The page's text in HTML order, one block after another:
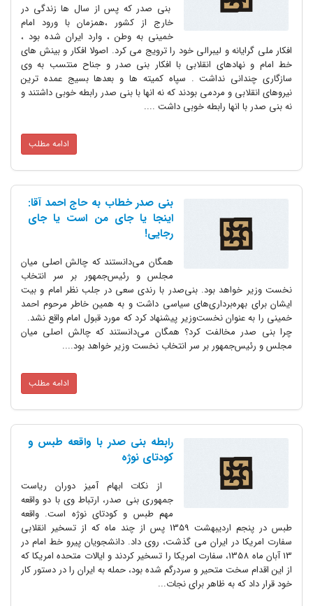
بنی صدر که پس از سال ها زندگی در
خارج از کشور ،همزمان با ورود امام
خمینی به وطن ، وارد ایران شده بود ،
افکار ملی گرایانه و لیبرالی خود را ترویج می کرد. اصولا افکار و بینش های
خط امام و نهادهای انقلابی با افکار بنی صدر و جناح منتسب به وی
سازگاری چندانی نداشت . سپاه کمیته ها و بعدها بسیج عمده ترین
نیروهای انقلابی و مردمی بودند که نه انها با بنی صدر رابطه خوبی داشتند و
نه بنی صدر با انها رابطه خوبی داشت ....
ادامه مطلب
بنی صدر خطاب به حاج احمد آقا:
اینجا یا جای من است یا جای
رجایی!
همگان می‌دانستند که چالش اصلی میان
مجلس و رئیس‌جمهور بر سر انتخاب
نخست وزیر خواهد بود. بنی‌صدر با رندی سعی در جلب نظر امام و بیت‌
ایشان برای بهره‌برداری‌های سیاسی داشت و به همین خاطر مرحوم احمد
خمینی را به عنوان نخست‌وزیر پیشنهاد کرد که مورد قبول امام واقع نشد.
چرا بنی صدر مخالفت کرد؟ همگان می‌دانستند که چالش اصلی میان
مجلس و رئیس‌جمهور بر سر انتخاب نخست وزیر خواهد بود....
ادامه مطلب
رابطه بنی صدر با واقعه طبس و
کودتای نوژه
از نکات ابهام آمیز دوران ریاست
جمهوری بنی صدر، ارتباط وی با دو واقعه
مهم طبس و کودتای نوژه است. واقعه
طبس در پنجم اردیبهشت 1359 پس از چند ماه که از تسخیر انقلابی
سفارت امریکا در ایران می گذشت، روی داد. دانشجویان پیرو خط امام در
13 آبان ماه 1358، سفارت امریکا را تسخیر کردند و ایالات متحده امریکا که
از این اقدام سخت متحیر و سردرگم شده بود، حمله به ایران را در دستور کار
خود قرار داد که به ظاهر برای نجات...